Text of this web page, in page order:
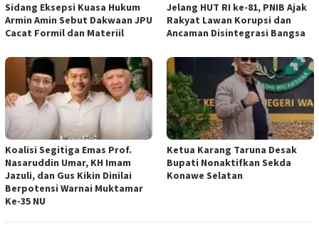
‎Sidang Eksepsi Kuasa Hukum
Armin Amin Sebut Dakwaan JPU
Cacat Formil dan Materiil
Jelang HUT RI ke-81, PNIB Ajak
Rakyat Lawan Korupsi dan
Ancaman Disintegrasi Bangsa
Koalisi Segitiga Emas Prof.
Nasaruddin Umar, KH Imam
Jazuli, dan Gus Kikin Dinilai
Berpotensi Warnai Muktamar
Ke-35 NU
Ketua ‎Karang Taruna Desak
Bupati Nonaktifkan Sekda
Konawe Selatan